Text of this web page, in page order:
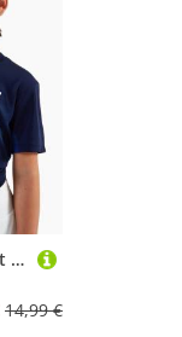
Kinder Tennis T-Shirt - T-Shirt Light dunkelblau
14,99 €